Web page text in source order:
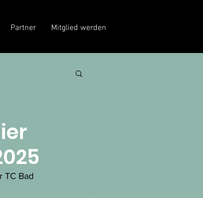
Partner Mitglied werden
TC Bad